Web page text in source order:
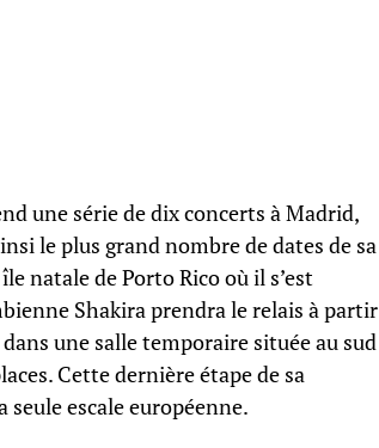
une série de dix concerts à Madrid,
le plus grand nombre de dates de sa
natale de Porto Rico où il s’est
Shakira prendra le relais à partir
une salle temporaire située au sud
Cette dernière étape de sa
escale européenne.